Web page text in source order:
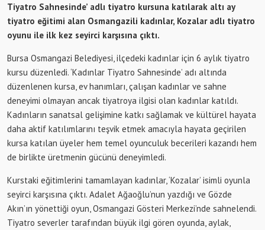
Tiyatro Sahnesinde’ adlı tiyatro kursuna katılarak altı ay
tiyatro eğitimi alan Osmangazili kadınlar, Kozalar adlı tiyatro
oyunu ile ilk kez seyirci karşısına çıktı.
Bursa Osmangazi Belediyesi, ilçedeki kadınlar için 6 aylık tiyatro
kursu düzenledi. ‘Kadınlar Tiyatro Sahnesinde’ adı altında
düzenlenen kursa, ev hanımları, çalışan kadınlar ve sahne
deneyimi olmayan ancak tiyatroya ilgisi olan kadınlar katıldı.
Kadınların sanatsal gelişimine katkı sağlamak ve kültürel hayata
daha aktif katılımlarını teşvik etmek amacıyla hayata geçirilen
kursa katılan üyeler hem temel oyunculuk becerileri kazandı hem
de birlikte üretmenin gücünü deneyimledi.
Kurstaki eğitimlerini tamamlayan kadınlar, ‘Kozalar’ isimli oyunla
seyirci karşısına çıktı. Adalet Ağaoğlu’nun yazdığı ve Gözde
Akın’ın yönettiği oyun, Osmangazi Gösteri Merkezi’nde sahnelendi.
Tiyatro severler tarafından büyük ilgi gören oyunda, aylak,